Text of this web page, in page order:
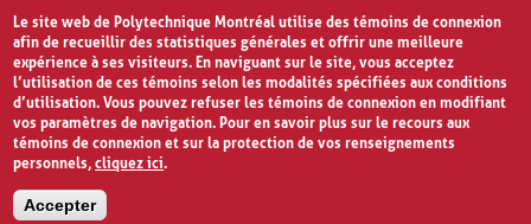
Le site web de Polytechnique Montréal utilise des témoins de connexion
afin de recueillir des statistiques générales et offrir une meilleure
expérience à ses visiteurs. En naviguant sur le site, vous acceptez
l’utilisation de ces témoins selon les modalités spécifiées aux conditions
d’utilisation. Vous pouvez refuser les témoins de connexion en modifiant
vos paramètres de navigation. Pour en savoir plus sur le recours aux
témoins de connexion et sur la protection de vos renseignements
personnels,cliquez ici.
Accepter